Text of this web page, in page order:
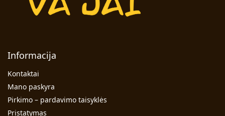
Informacija
Kontaktai
Mano paskyra
Pirkimo – pardavimo taisyklės
Pristatymas